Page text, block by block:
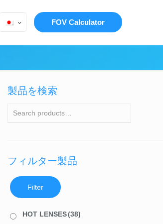
FOV Calculator
製品を検索
フィルター製品
Filter
HOT LENSES(38)